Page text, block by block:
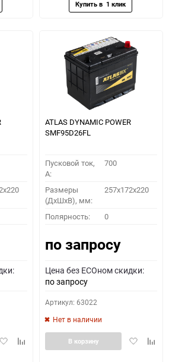
ДобавитьДобавить
ATLAS DYNAMIC POWER
SMF95D26FL
Пусковой ток,
A:
700
Размеры
(ДхШхВ), мм:
257x172x220
Полярность: 0
по запросу
Цена без ECOном скидки:
по запросу
Артикул: 63022
Нет в наличии
Добавить
В корзину